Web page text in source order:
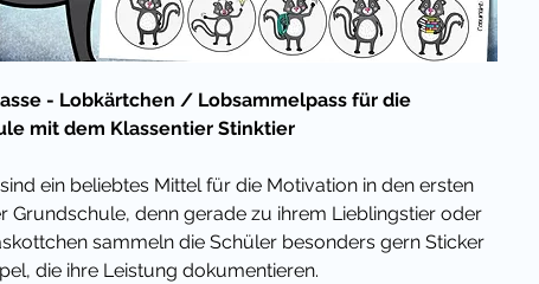
- Lobkärtchen / Lobsammelpass für die
mit dem Klassentier Stinktier
ein beliebtes Mittel für die Motivation in den ersten
Grundschule, denn gerade zu ihrem Lieblingstier oder
sammeln die Schüler besonders gern Sticker
die ihre Leistung dokumentieren.